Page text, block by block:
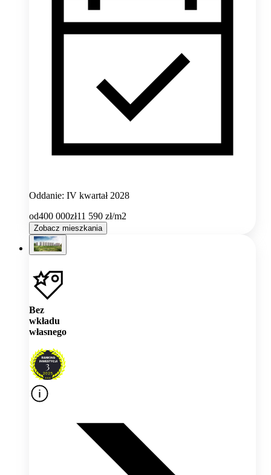
Oddanie: IV kwartał 2028
od400 000zł11 590 zł/m2
Zobacz mieszkania
Bez
wkładu
własnego